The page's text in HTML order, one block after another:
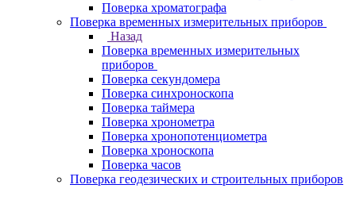
Поверка хроматографа
Поверка временных измерительных приборов
Назад
Поверка временных измерительных
приборов
Поверка секундомера
Поверка синхроноскопа
Поверка таймера
Поверка хронометра
Поверка хронопотенциометра
Поверка хроноскопа
Поверка часов
Поверка геодезических и строительных приборов